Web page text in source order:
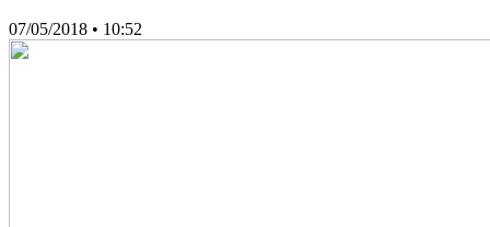
07/05/2018 • 10:52